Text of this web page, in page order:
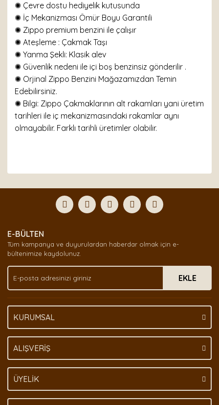
✺ Çevre dostu hediyelik kutusunda
✺ İç Mekanizması Ömür Boyu Garantili
✺ Zippo premium benzini ile çalışır
✺ Ateşleme : Çakmak Taşı
✺ Yanma Şekli: Klasik alev
✺ Güvenlik nedeni ile içi boş benzinsiz gönderilir .
✺ Orjinal Zippo Benzini Mağazamızdan Temin
Edebilirsiniz.
✺ Bilgi: Zippo Çakmaklarının alt rakamları yani üretim
tarihleri ile iç mekanizmasındaki rakamlar aynı
olmayabilir. Farklı tarihli üretimler olabilir.
Yorum Yaz
formunu kullanarak tarafımıza iletebilirsiniz.
Görüş ve önerileriniz için teşekkür ederiz.
Ürün açıklamasında eksik bilgiler bulunuyor.
Ürün bilgilerinde hatalar bulunuyor.
Ürün fiyatı diğer sitelerden daha pahalı.
Bu ürüne benzer farklı alternatifler olmalı.
E-BÜLTEN
Tüm kampanya ve duyurulardan haberdar olmak için e-
bültenimize kaydolunuz.
EKLE
KURUMSAL
ALIŞVERİŞ
ÜYELİK